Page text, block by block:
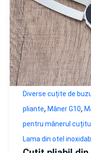
Diverse cuțite de
pliante, Mâner G10,
pentru mânerul
Lama din otel